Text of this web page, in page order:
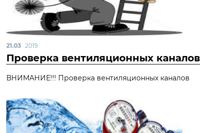
21.03 2019
Проверка вентиляционных каналов
ВНИМАНИЕ!!! Проверка вентиляционных каналов